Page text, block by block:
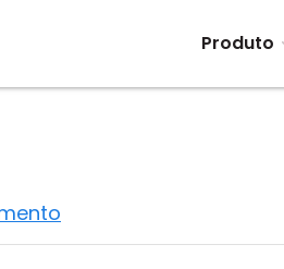
Produto